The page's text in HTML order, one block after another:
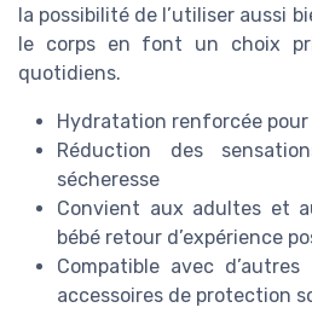
la possibilité de l’utiliser aussi
le corps en font un choix
quotidiens.
Hydratation renforcée pour
Réduction des
sécheresse
Convient aux adultes et
bébé retour d’expérience
Compatible avec
accessoires de protection